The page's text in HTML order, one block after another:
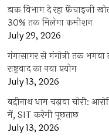
डाक विभाग दे रहा फ्रेंचाइजी
30% तक मिलेगा कमीशन
July 29, 2026
गंगासागर से गंगोत्री तक भगवा
राष्ट्रवाद का नया प्रयोग
July 13, 2026
बद्रीनाथ धाम चढ़ावा चोरी:
में, SIT करेगी पूछताछ
July 13, 2026